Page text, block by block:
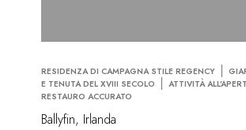
RESIDENZA DI CAMPAGNA STILE REGENCY
E TENUTA DEL XVIII SECOLO
ATTIVITÀ
RESTAURO ACCURATO
Ballyfin, Irlanda